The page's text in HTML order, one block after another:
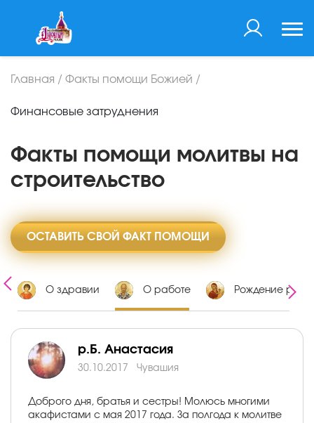
Главная / Факты помощи Божией /
Финансовые затруднения
Факты помощи молитвы на
строительство
ОСТАВИТЬ СВОЙ ФАКТ ПОМОЩИ
О здравии О работе Рождение
р.Б. Анастасия
30.10.2017 Чувашия
Доброго дня, братья и сестры! Молюсь многими
акафистами с мая 2017 года. За полгода к молитве